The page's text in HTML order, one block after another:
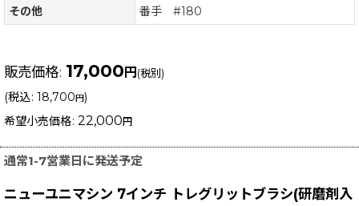
その他 番手 #180
販売価格: 17,000 円 (税別)
(税込: 18,700 円)
希望小売価格: 22,000 円
通常1-7営業日に発送予定
ニューユニマシン 7インチ トレグリットブラシ(研磨剤入